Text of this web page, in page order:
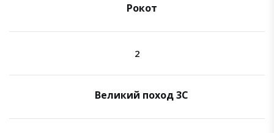
Рокот
2
Великий поход 3C